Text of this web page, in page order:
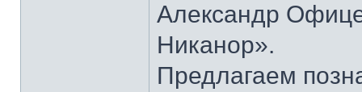
Александр
Никанор».
Предлагаем